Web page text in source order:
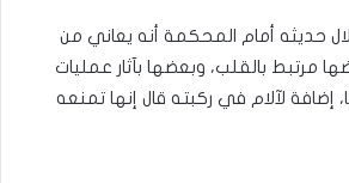
حديثه أمام المحكمة أنه يعاني من
مرتبط بالقلب، وبعضها بآثار عمليات
إضافة لآلام في ركبته قال إنها تمنعه